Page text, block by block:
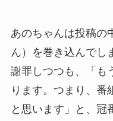
あのちゃんは投稿の
ん）を巻き込んでし
謝罪しつつも、「も
ります。つまり、番
と思います」と、冠